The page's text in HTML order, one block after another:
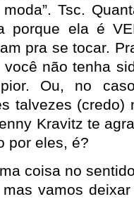
Tsc.
porque ela é
pra se tocar.
não tenha
Ou, no
talvezes (credo)
Kravitz te
por eles, é?
coisa no
vamos